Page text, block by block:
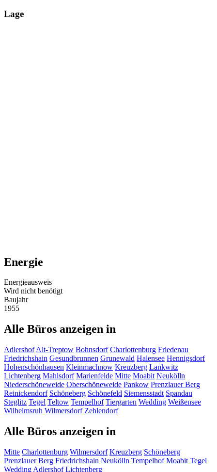
Lage
Energie
Energieausweis
Wird nicht benötigt
Baujahr
1955
Alle Büros anzeigen in
Adlershof Alt-Treptow Bohnsdorf Charlottenburg Friedenau
Friedrichshain Gesundbrunnen Grunewald Halensee Hennigsdorf
Hohenschönhausen Kleinmachnow Kreuzberg Lankwitz
Lichtenberg Mahlsdorf Marienfelde Mitte Moabit Neukölln
Niederschöneweide Oberschöneweide Pankow Prenzlauer Berg
Reinickendorf Schöneberg Schönefeld Siemensstadt Spandau
Steglitz Tegel Teltow Tempelhof Tiergarten Wedding Weißensee
Wilhelmsruh Wilmersdorf Zehlendorf
Alle Büros anzeigen in
Mitte Charlottenburg Wilmersdorf Kreuzberg Schöneberg
Prenzlauer Berg Friedrichshain Neukölln Tempelhof Moabit Tegel
Wedding Adlershof Lichtenberg